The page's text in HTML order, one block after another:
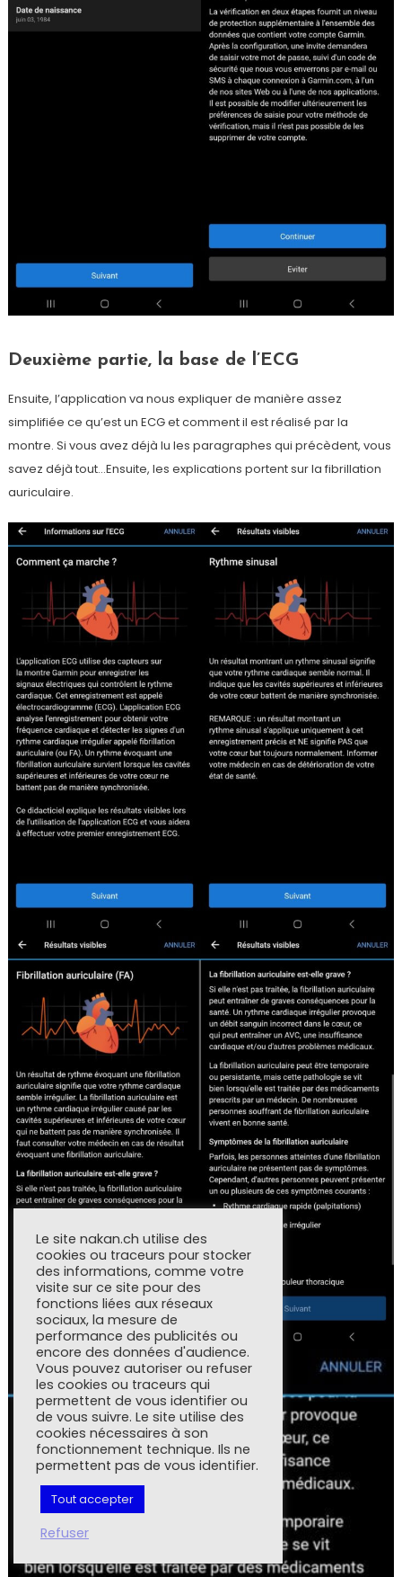
Deuxième partie, la base de l’ECG
Ensuite, l’application va nous expliquer de manière assez
simplifiée ce qu’est un ECG et comment il est réalisé par la
montre. Si vous avez déjà lu les paragraphes qui précèdent, vous
savez déjà tout…Ensuite, les explications portent sur la fibrillation
auriculaire.
Le site nakan.ch utilise des
cookies ou traceurs pour stocker
des informations, comme votre
visite sur ce site pour des
fonctions liées aux réseaux
sociaux, la mesure de
performance des publicités ou
encore des données d'audience.
Vous pouvez autoriser ou refuser
les cookies ou traceurs qui
permettent de vous identifier ou
de vous suivre. Le site utilise des
cookies nécessaires à son
fonctionnement technique. Ils ne
permettent pas de vous identifier.
Tout accepter
Refuser